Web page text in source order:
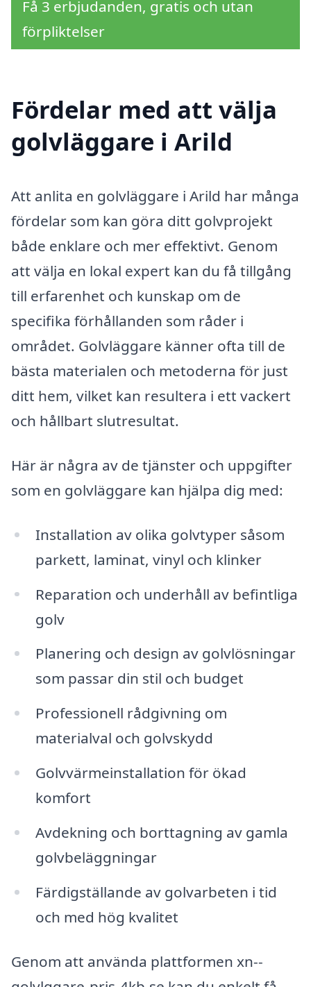
Få 3 erbjudanden, gratis och utan
förpliktelser
Fördelar med att välja
golvläggare i Arild
Att anlita en golvläggare i Arild har många
fördelar som kan göra ditt golvprojekt
både enklare och mer effektivt. Genom
att välja en lokal expert kan du få tillgång
till erfarenhet och kunskap om de
specifika förhållanden som råder i
området. Golvläggare känner ofta till de
bästa materialen och metoderna för just
ditt hem, vilket kan resultera i ett vackert
och hållbart slutresultat.
Här är några av de tjänster och uppgifter
som en golvläggare kan hjälpa dig med:
Installation av olika golvtyper såsom
parkett, laminat, vinyl och klinker
Reparation och underhåll av befintliga
golv
Planering och design av golvlösningar
som passar din stil och budget
Professionell rådgivning om
materialval och golvskydd
Golvvärmeinstallation för ökad
komfort
Avdekning och borttagning av gamla
golvbeläggningar
Färdigställande av golvarbeten i tid
och med hög kvalitet
Genom att använda plattformen xn--